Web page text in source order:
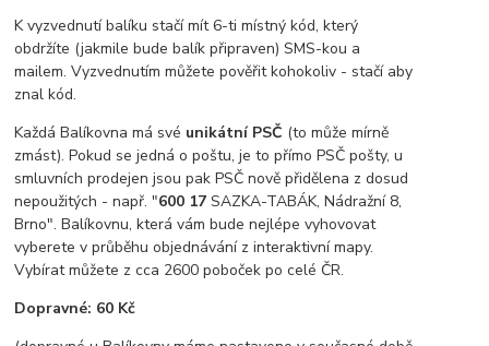
K vyzvednutí balíku stačí mít 6-ti místný kód, který
obdržíte (jakmile bude balík připraven) SMS-kou a
mailem. Vyzvednutím můžete pověřit kohokoliv - stačí aby
znal kód.
Každá Balíkovna má své unikátní PSČ (to může mírně
zmást). Pokud se jedná o poštu, je to přímo PSČ pošty, u
smluvních prodejen jsou pak PSČ nově přidělena z dosud
nepoužitých - např. "600 17 SAZKA-TABÁK, Nádražní 8,
Brno". Balíkovnu, která vám bude nejlépe vyhovovat
vyberete v průběhu objednávání z interaktivní mapy.
Vybírat můžete z cca 2600 poboček po celé ČR.
Dopravné: 60 Kč